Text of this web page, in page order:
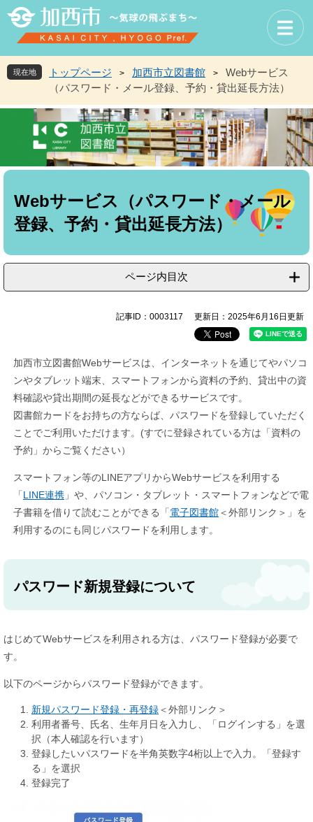
先
頭
す
を
飛
し
へ
現在地 トップページ > 加西市立図書館 >
Webサービス
（パスワード・メール登録、予約・貸出延長方法）
本
Webサービス（パスワード・メール
登録、予約・貸出延長方法）
ページ内目次
記事ID：0003117 更新日：2025年6月16日更新
加西市立図書館Webサービスは、インターネットを通じてやパソコ
ンやタブレット端末、スマートフォンから資料の予約、貸出中の資
料確認や貸出期間の延長などができるサービスです。
図書館カードをお持ちの方ならば、パスワードを登録していただく
ことでご利用いただけます。(すでに登録されている方は「資料の
予約」からご覧ください）
スマートフォン等のLINEアプリからWebサービスを利用する
「 LINE連携 」や、パソコン・タブレット・スマートフォンなどで電
子書籍を借りて読むことができる「 電子図書館＜外部リンク＞ 」を
利用するのにも同じパスワードを利用します。
パスワード新規登録について
はじめてWebサービスを利用される方は、パスワード登録が必要で
す。
以下のページからパスワード登録ができます。
新規パスワード登録・再登録＜外部リンク＞
利用者番号、氏名、生年月日を入力し、「ログインする」を選
択（本人確認を行います）
登録したいパスワードを半角英数字4桁以上で入力。「登録す
る」を選択
登録完了